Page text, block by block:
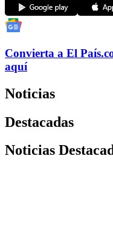
Convierta a El País
aquí
Noticias
Destacadas
Noticias